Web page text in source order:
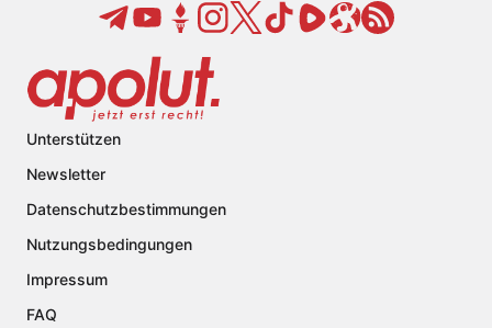
Unterstützen
Newsletter
Datenschutzbestimmungen
Nutzungsbedingungen
Impressum
FAQ